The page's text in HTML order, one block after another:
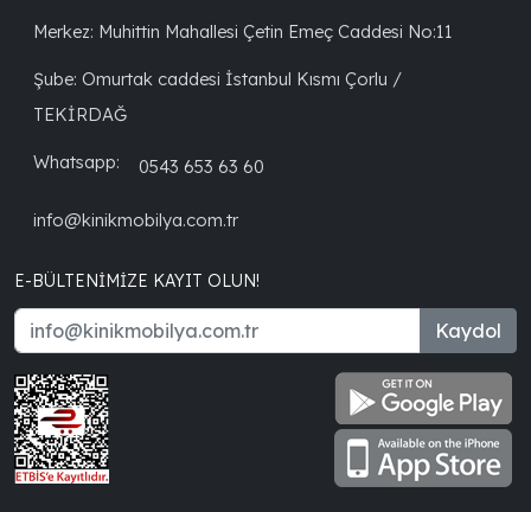
Merkez: Muhittin Mahallesi Çetin Emeç Caddesi No:11
Şube: Omurtak caddesi İstanbul Kısmı Çorlu /
TEKİRDAĞ
Whatsapp: 0543 653 63 60
info@kinikmobilya.com.tr
E-BÜLTENIMIZE KAYIT OLUN!
Kaydol